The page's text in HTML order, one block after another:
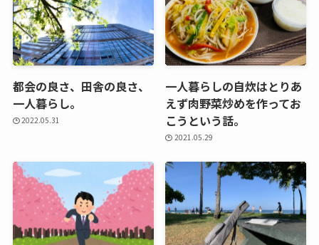
都会の良さ、田舎の良さ、
一人暮らし。
2022.05.31
一人暮らしの自炊はとりあ
えず肉野菜炒めを作ってお
こうという話。
2021.05.29